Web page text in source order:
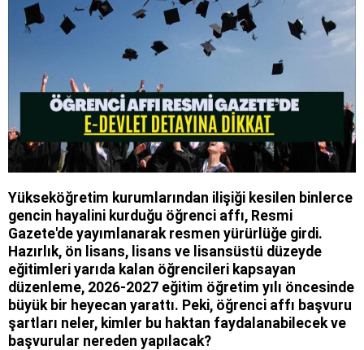
Yükseköğretim kurumlarından ilişiği kesilen binlerce
gencin hayalini kurduğu öğrenci affı, Resmi
Gazete'de yayımlanarak resmen yürürlüğe girdi.
Hazırlık, ön lisans, lisans ve lisansüstü düzeyde
eğitimleri yarıda kalan öğrencileri kapsayan
düzenleme, 2026-2027 eğitim öğretim yılı öncesinde
büyük bir heyecan yarattı. Peki, öğrenci affı başvuru
şartları neler, kimler bu haktan faydalanabilecek ve
başvurular nereden yapılacak?